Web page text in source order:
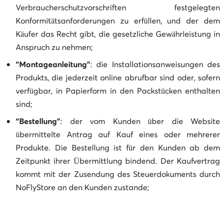
Verbraucherschutzvorschriften festgelegten
Konformitätsanforderungen zu erfüllen, und der dem
Käufer das Recht gibt, die gesetzliche Gewährleistung in
Anspruch zu nehmen;
“Montageanleitung”: die Installationsanweisungen des
Produkts, die jederzeit online abrufbar sind oder, sofern
verfügbar, in Papierform in den Packstücken enthalten
sind;
“Bestellung”: der vom Kunden über die Website
übermittelte Antrag auf Kauf eines oder mehrerer
Produkte. Die Bestellung ist für den Kunden ab dem
Zeitpunkt ihrer Übermittlung bindend. Der Kaufvertrag
kommt mit der Zusendung des Steuerdokuments durch
NoFlyStore an den Kunden zustande;